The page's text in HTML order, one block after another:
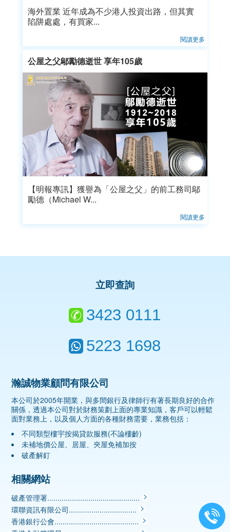
海外置業 近年成為不少港人投資出路，但其實
陷阱處處，有買家...
閱讀更多
公屋之父鄔勵德逝世 享年105歲
【明報專訊】獲譽為「公屋之父」的前工務司鄔
勵德（Michael W...
閱讀更多
立即查詢
3423 0111
5223 1698
瀚誠物業顧問有限公司
本公司於2005年開業，與多間銀行及律師行有著長期良好的合作
關係，透過本公司對於財務策劃上面的專業知識，客戶可以輕鬆
面對業務上，以及個人方面的各種財務需要，業務包括：
不同類型樓宇按揭貸款服務(不論樓齡)
未補地價公屋、居屋、夾屋免補加按
破產解釘
相關網站
破產管理署.............................................
環聯資訊有限公司.................................
香港銀行公會.........................................